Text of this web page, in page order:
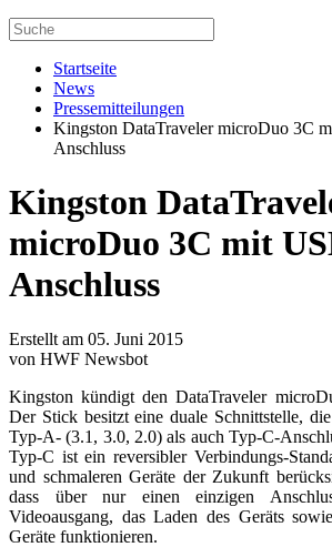
Startseite
News
Pressemitteilungen
Kingston DataTraveler microDuo 3C
Anschluss
Kingston
microDuo 3C mit
Anschluss
Erstellt am 05. Juni 2015
von HWF Newsbot
Kingston kündigt den DataTraveler
Der Stick besitzt eine duale Schnittstelle,
Typ-A- (3.1, 3.0, 2.0) als auch Typ-C-
Typ-C ist ein reversibler Verbindungs-
und schmaleren Geräte der Zukunft
dass über nur einen einzigen
Videoausgang, das Laden des Geräts
Geräte funktionieren.